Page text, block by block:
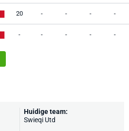
20 - - - -
- - - - -
Huidige team:
Swieqi Utd